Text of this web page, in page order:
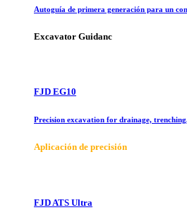
Autoguía de primera generación para un
Excavator Guidanc
FJD EG10
Precision excavation for drainage,
Aplicación de precisión
FJD ATS Ultra